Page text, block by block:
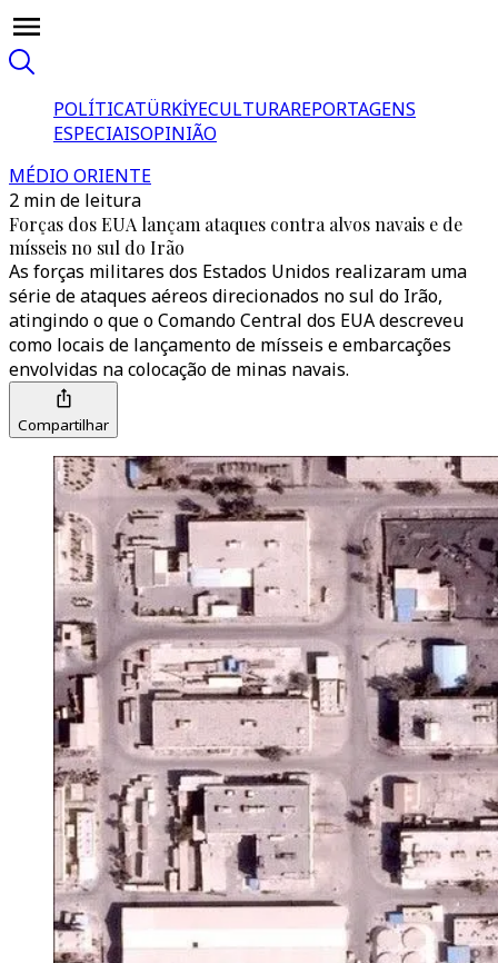
POLÍTICATÜRKİYECULTURAREPORTAGENS
ESPECIAISOPINIÃO
MÉDIO ORIENTE
2 min de leitura
Forças dos EUA lançam ataques contra alvos navais e de
mísseis no sul do Irão
As forças militares dos Estados Unidos realizaram uma
série de ataques aéreos direcionados no sul do Irão,
atingindo o que o Comando Central dos EUA descreveu
como locais de lançamento de mísseis e embarcações
envolvidas na colocação de minas navais.
Compartilhar